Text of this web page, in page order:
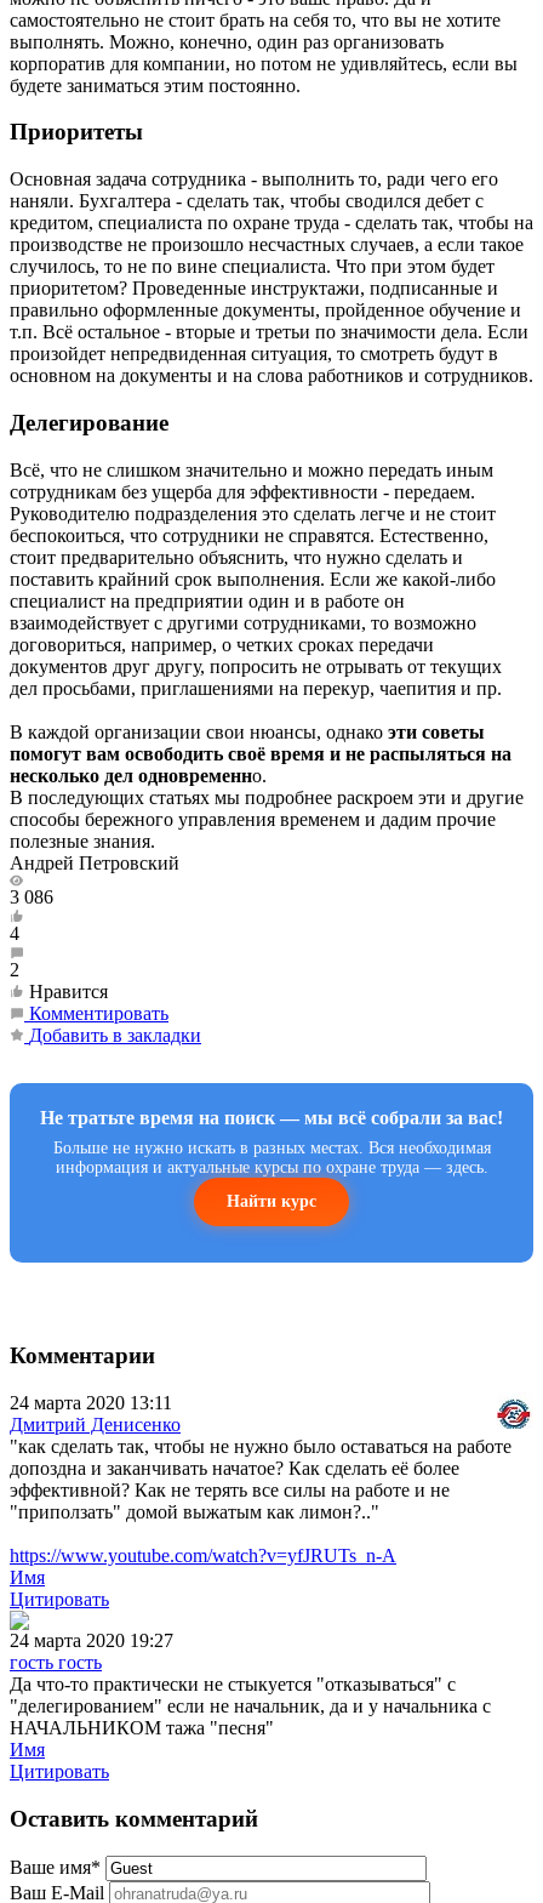
самостоятельно не стоит брать на себя то, что вы не хотите
выполнять. Можно, конечно, один раз организовать
корпоратив для компании, но потом не удивляйтесь, если вы
будете заниматься этим постоянно.
Приоритеты
Основная задача сотрудника - выполнить то, ради чего его
наняли. Бухгалтера - сделать так, чтобы сводился дебет с
кредитом, специалиста по охране труда - сделать так, чтобы на
производстве не произошло несчастных случаев, а если такое
случилось, то не по вине специалиста. Что при этом будет
приоритетом? Проведенные инструктажи, подписанные и
правильно оформленные документы, пройденное обучение и
т.п. Всё остальное - вторые и третьи по значимости дела. Если
произойдет непредвиденная ситуация, то смотреть будут в
основном на документы и на слова работников и сотрудников.
Делегирование
Всё, что не слишком значительно и можно передать иным
сотрудникам без ущерба для эффективности - передаем.
Руководителю подразделения это сделать легче и не стоит
беспокоиться, что сотрудники не справятся. Естественно,
стоит предварительно объяснить, что нужно сделать и
поставить крайний срок выполнения. Если же какой-либо
специалист на предприятии один и в работе он
взаимодействует с другими сотрудниками, то возможно
договориться, например, о четких сроках передачи
документов друг другу, попросить не отрывать от текущих
дел просьбами, приглашениями на перекур, чаепития и пр.
В каждой организации свои нюансы, однако эти советы
помогут вам освободить своё время и не распыляться на
несколько дел одновременно.
В последующих статьях мы подробнее раскроем эти и другие
способы бережного управления временем и дадим прочие
полезные знания.
Андрей Петровский
3 086
4
2
Нравится
Комментировать
Добавить в закладки
Не тратьте время на поиск — мы всё собрали за вас!
Больше не нужно искать в разных местах. Вся необходимая
информация и актуальные курсы по охране труда — здесь.
Найти курс
Комментарии
24 марта 2020 13:11
Дмитрий Денисенко
"как сделать так, чтобы не нужно было оставаться на работе
допоздна и заканчивать начатое? Как сделать её более
эффективной? Как не терять все силы на работе и не
"приползать" домой выжатым как лимон?.."
https://www.youtube.com/watch?v=yfJRUTs_n-A
Имя
Цитировать
24 марта 2020 19:27
гость гость
Да что-то практически не стыкуется "отказываться" с
"делегированием" если не начальник, да и у начальника с
НАЧАЛЬНИКОМ тажа "песня"
Имя
Цитировать
Оставить комментарий
Ваше имя*
Ваш E-Mail